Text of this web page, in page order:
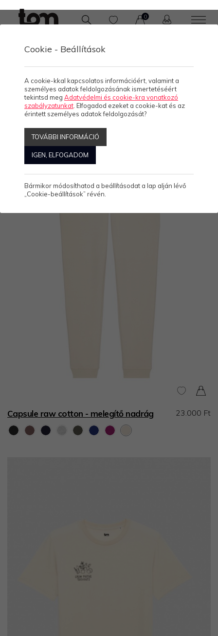
0
Női
Capsule raw cotton - melegítő nadrág 23.000 Ft
Cookie - Beállítások
A cookie-kkal kapcsolatos információért, valamint a
személyes adatok feldolgozásának ismertetéséért
tekintsd meg Adatvédelmi és cookie-kra vonatkozó
szabályzatunkat . Elfogadod ezeket a cookie-kat és az
érintett személyes adatok feldolgozását?
TOVÁBBI INFORMÁCIÓ
IGEN, ELFOGADOM
Bármikor módosíthatod a beállításodat a lap alján lévő
„Cookie-beállítások” révén.